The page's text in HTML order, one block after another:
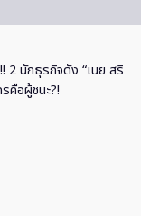
2 นักธุรกิจดัง “เนย สริ
คือผู้ชนะ?!